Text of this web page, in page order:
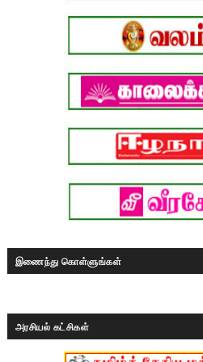
இணைந்து கொள்ளுங்கள்
அரசியல் கட்சிகள்